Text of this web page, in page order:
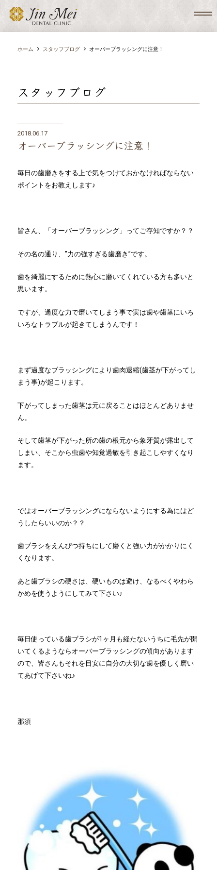
ホーム スタッフブログ オーバーブラッシングに注意！
スタッフブログ
2018.06.17
オーバーブラッシングに注意！
毎日の歯磨きをする上で気をつけておかなければならない
ポイントをお教えします♪
皆さん、「オーバーブラッシング」ってご存知ですか？？
その名の通り、”力の強すぎる歯磨き”です。
歯を綺麗にするために熱心に磨いてくれている方も多いと
思います。
ですが、過度な力で磨いてしまう事で実は歯や歯茎にいろ
いろなトラブルが起きてしまうんです！
まず過度なブラッシングにより歯肉退縮(歯茎が下がってし
まう事)が起こります。
下がってしまった歯茎は元に戻ることはほとんどありませ
ん。
そして歯茎が下がった所の歯の根元から象牙質が露出して
しまい、そこから虫歯や知覚過敏を引き起こしやすくなり
ます。
ではオーバーブラッシングにならないようにする為にはど
うしたらいいのか？？
歯ブラシをえんぴつ持ちにして磨くと強い力がかかりにく
くなります。
あと歯ブラシの硬さは、硬いものは避け、なるべくやわら
かめを使うようにしてみて下さい♪
毎日使っている歯ブラシが1ヶ月も経たないうちに毛先が開
いてくるようならオーバーブラッシングの傾向があります
ので、皆さんもそれを目安に自分の大切な歯を優しく磨い
てあげて下さいね♪
那須